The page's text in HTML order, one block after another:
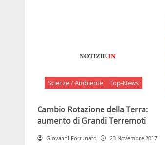
Scienze / Ambiente Top-News
Cambio Rotazione della Terra:
aumento di Grandi Terremoti
Giovanni Fortunato 23 Novembre 2017